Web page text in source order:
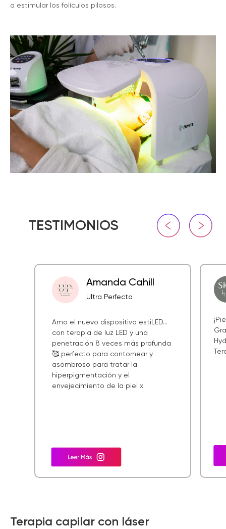
a estimular los folículos pilosos.
Amo el nuevo dispositivo estiLED...
con terapia de luz LED y una
penetración 8 veces más profunda
🥰 perfecto para contornear y
asombroso para tratar la
hiperpigmentación y el
envejecimiento de la piel x
Amanda Cahill
Ultra Perfecto
Terapia capilar con láser